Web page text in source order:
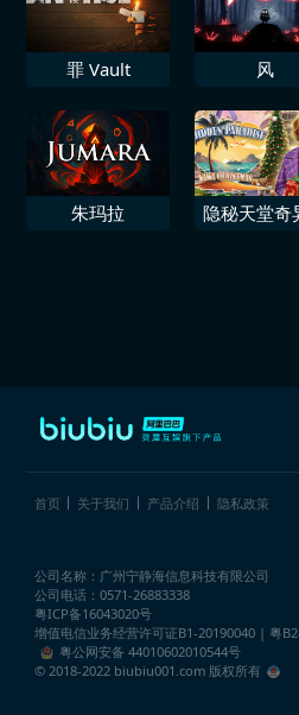
罪 Vault 风
朱玛拉
隐秘天堂奇
首页 关于我们 产品介绍 隐私政策
公司名称：广州宁静海信息科技有限公司
公司电话：0571-26883338
粤ICP备16043020号
增值电信业务经营许可证B1-20190040 | 粤
粤公网安备 44010602010544号
© 2018-2022 biubiu001.com 版权所有